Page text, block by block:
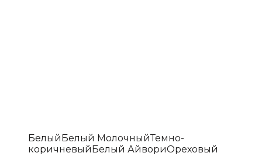
БелыйБелый МолочныйТемно-
коричневыйБелый АйвориОреховый